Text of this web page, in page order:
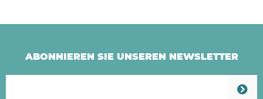
ABONNIEREN SIE UNSEREN NEWSLETTER